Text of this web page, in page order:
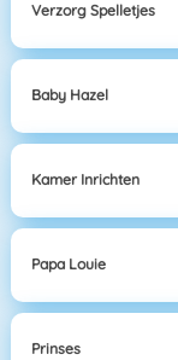
Verzorg Spelletjes
Baby Hazel
Kamer Inrichten
Papa Louie
Prinses